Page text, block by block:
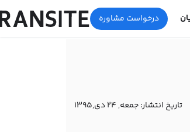
درخواست مشاوره
تاریخ انتشار:جمعه, 24 دی,1395